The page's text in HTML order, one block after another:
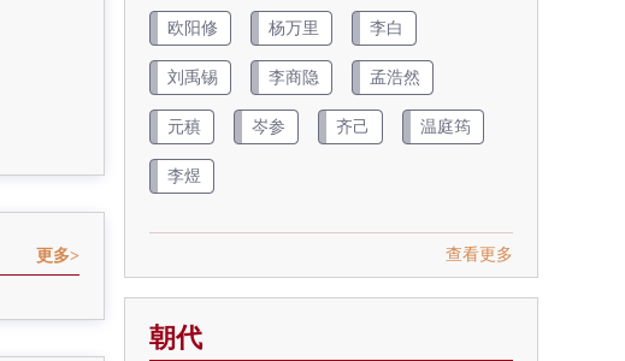
更多>
欧阳修 杨万里 李白
刘禹锡 李商隐 孟浩然
元稹 岑参 齐己 温庭筠
李煜
查看更多
朝代